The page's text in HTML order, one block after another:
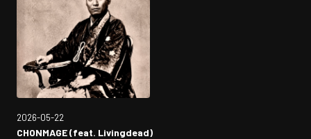
2026-05-22
CHONMAGE (feat. Livingdead)